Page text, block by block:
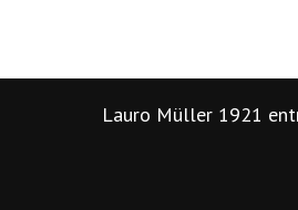
Lauro Müller 1921